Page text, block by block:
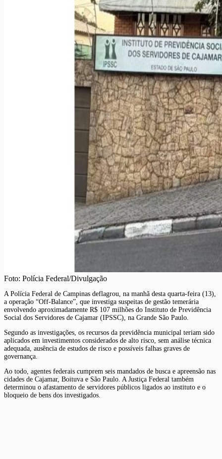
Foto: Polícia Federal/Divulgação
A Polícia Federal de Campinas deflagrou, na manhã desta quarta-feira (13),
a operação “Off-Balance”, que investiga suspeitas de gestão temerária
envolvendo aproximadamente R$ 107 milhões do Instituto de Previdência
Social dos Servidores de Cajamar (IPSSC), na Grande São Paulo.
Segundo as investigações, os recursos da previdência municipal teriam sido
aplicados em investimentos considerados de alto risco, sem análise técnica
adequada, ausência de estudos de risco e possíveis falhas graves de
governança.
Ao todo, agentes federais cumprem seis mandados de busca e apreensão nas
cidades de Cajamar, Boituva e São Paulo. A Justiça Federal também
determinou o afastamento de servidores públicos ligados ao instituto e o
bloqueio de bens dos investigados.